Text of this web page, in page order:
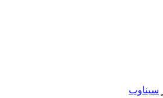
سیناوب